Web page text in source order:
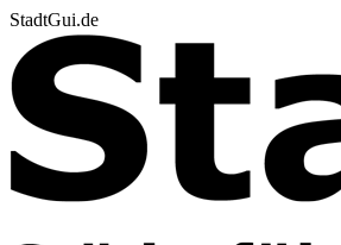
StadtGui.de